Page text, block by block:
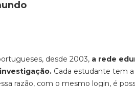
desde 2003, a rede
Cada estudante tem
razão, com o mesmo login, é